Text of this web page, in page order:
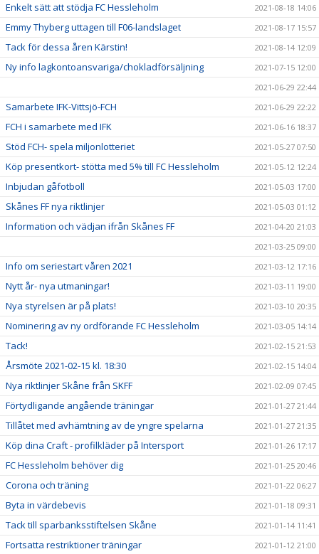
Enkelt sätt att stödja FC Hessleholm 2021-08-18 14:06
Emmy Thyberg uttagen till F06-landslaget 2021-08-17 15:57
Tack för dessa åren Kärstin! 2021-08-14 12:09
Ny info lagkontoansvariga/chokladförsäljning
2021-07-15 12:00
2021-06-29 22:44
Samarbete IFK-Vittsjö-FCH 2021-06-29 22:22
FCH i samarbete med IFK 2021-06-16 18:37
Stöd FCH- spela miljonlotteriet 2021-05-27 07:50
Köp presentkort- stötta med 5% till FC Hessleholm 2021-05-12 12:24
Inbjudan gåfotboll 2021-05-03 17:00
Skånes FF nya riktlinjer 2021-05-03 01:12
Information och vädjan ifrån Skånes FF
2021-04-20 21:03
2021-03-25 09:00
Info om seriestart våren 2021 2021-03-12 17:16
Nytt år- nya utmaningar! 2021-03-11 19:00
Nya styrelsen är på plats! 2021-03-10 20:35
Nominering av ny ordförande FC Hessleholm 2021-03-05 14:14
Tack! 2021-02-15 21:53
Årsmöte 2021-02-15 kl. 18:30 2021-02-15 14:04
Nya riktlinjer Skåne från SKFF 2021-02-09 07:45
Förtydligande angående träningar 2021-01-27 21:44
Tillåtet med avhämtning av de yngre spelarna 2021-01-27 21:35
Köp dina Craft - profilkläder på Intersport 2021-01-26 17:17
FC Hessleholm behöver dig 2021-01-25 20:46
Corona och träning 2021-01-22 06:27
Byta in värdebevis 2021-01-18 09:31
Tack till sparbanksstiftelsen Skåne 2021-01-14 11:41
Fortsatta restriktioner träningar 2021-01-12 21:00